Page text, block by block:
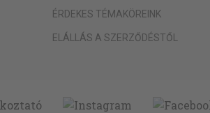
ÉRDEKES TÉMAKÖREINK
ELÁLLÁS A SZERZŐDÉSTŐL